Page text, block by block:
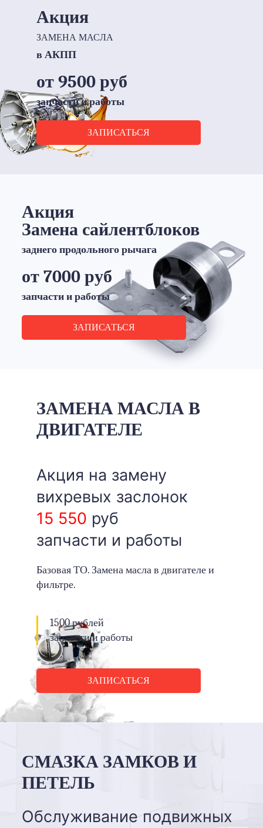
Акция
ЗАМЕНА МАСЛА
в АКПП
от 9500 руб
запчасти и работы
ЗАПИСАТЬСЯ
Акция
Замена сайлентблоков
заднего продольного рычага
от 7000 руб
запчасти и работы
ЗАПИСАТЬСЯ
ЗАМЕНА МАСЛА В
ДВИГАТЕЛЕ
Акция на замену
вихревых заслонок
15 550 руб
запчасти и работы
Базовая ТО. Замена масла в двигателе и
фильтре.
1500 рублей
запчасти и работы
ЗАПИСАТЬСЯ
СМАЗКА ЗАМКОВ И
ПЕТЕЛЬ
Обслуживание подвижных